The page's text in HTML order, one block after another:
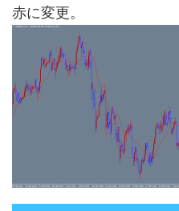
赤に変更。